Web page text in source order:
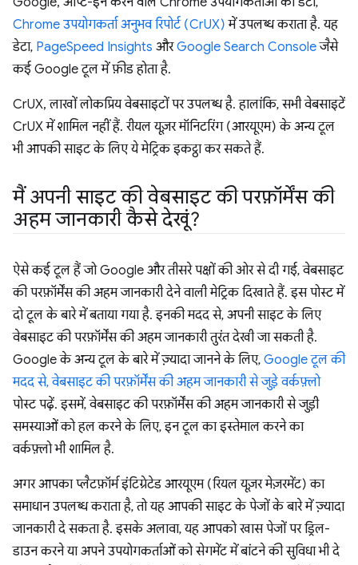
Chrome उपयोगकर्ता अनुभव रिपोर्ट (CrUX) में उपलब्ध कराता है. यह
डेटा, PageSpeed Insights औरGoogle Search Consoleजैसे
कई Google टूल में फ़ीड होता है.
CrUX, लाखों लोकप्रिय वेबसाइटों पर उपलब्ध है. हालांकि, सभी वेबसाइटें
CrUX में शामिल नहीं हैं. रीयल यूज़र मॉनिटरिंग (आरयूएम) के अन्य टूल
भी आपकी साइट के लिए ये मेट्रिक इकट्ठा कर सकते हैं.
मैं अपनी साइट की वेबसाइट की परफ़ॉर्मेंस की
अहम जानकारी कैसे देखूं?
ऐसे कई टूल हैं जो Google और तीसरे पक्षों की ओर से दी गई, वेबसाइट
की परफ़ॉर्मेंस की अहम जानकारी देने वाली मेट्रिक दिखाते हैं. इस पोस्ट में
दो टूल के बारे में बताया गया है. इनकी मदद से, अपनी साइट के लिए
वेबसाइट की परफ़ॉर्मेंस की अहम जानकारी तुरंत देखी जा सकती है.
Google के अन्य टूल के बारे में ज़्यादा जानने के लिए, Google टूल की
मदद से, वेबसाइट की परफ़ॉर्मेंस की अहम जानकारी से जुड़े वर्कफ़्लो
पोस्ट पढ़ें. इसमें, वेबसाइट की परफ़ॉर्मेंस की अहम जानकारी से जुड़ी
समस्याओं को हल करने के लिए, इन टूल का इस्तेमाल करने का
वर्कफ़्लो भी शामिल है.
अगर आपका प्लैटफ़ॉर्म इंटिग्रेटेड आरयूएम (रियल यूज़र मेज़रमेंट) का
समाधान उपलब्ध कराता है, तो यह आपकी साइट के पेजों के बारे में ज़्यादा
जानकारी दे सकता है. इसके अलावा, यह आपको खास पेजों पर ड्रिल-
डाउन करने या अपने उपयोगकर्ताओं को सेगमेंट में बांटने की सुविधा भी दे